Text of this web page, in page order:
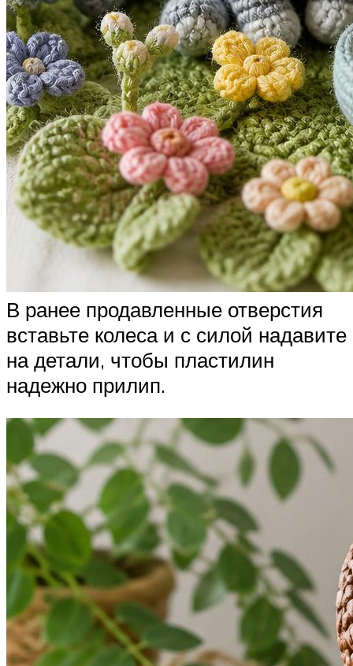
В ранее продавленные отверстия
вставьте колеса и с силой надавите
на детали, чтобы пластилин
надежно прилип.